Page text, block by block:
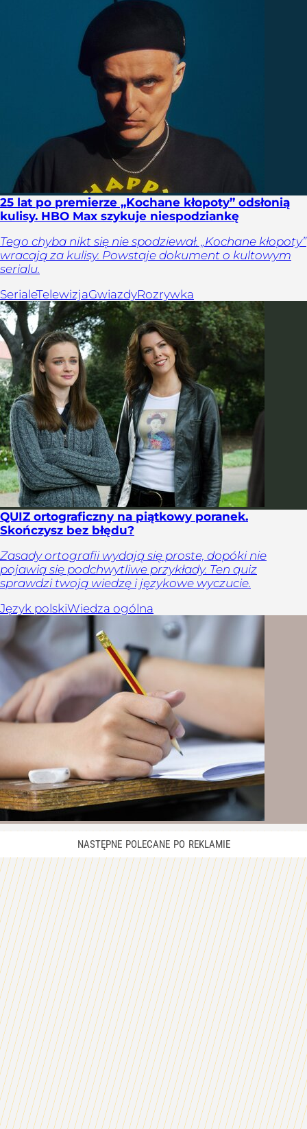
25 lat po premierze „Kochane kłopoty” odsłonią
kulisy. HBO Max szykuje niespodziankę
Tego chyba nikt się nie spodziewał. „Kochane kłopoty”
wracają za kulisy. Powstaje dokument o kultowym
serialu.
SerialeTelewizjaGwiazdyRozrywka
QUIZ ortograficzny na piątkowy poranek.
Skończysz bez błędu?
Zasady ortografii wydają się proste, dopóki nie
pojawią się podchwytliwe przykłady. Ten quiz
sprawdzi twoją wiedzę i językowe wyczucie.
Język polskiWiedza ogólna